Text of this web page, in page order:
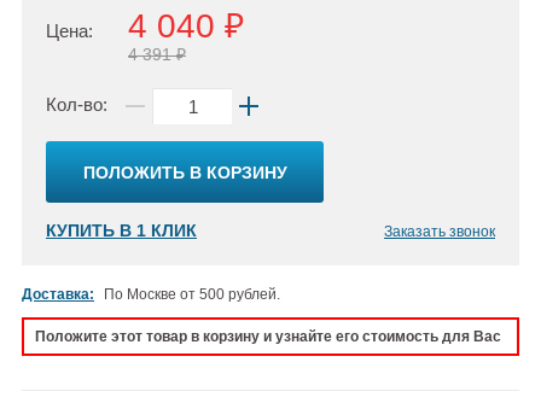
Цена: 4 040 ₽
4 391 ₽
Кол-во:
ПОЛОЖИТЬ В КОРЗИНУ
КУПИТЬ В 1 КЛИК Заказать звонок
Доставка: По Москве от 500 рублей.
Положите этот товар в корзину и узнайте его стоимость для Вас